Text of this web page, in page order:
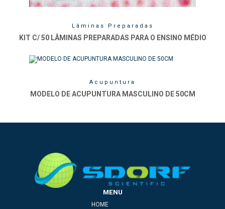
Lâminas Preparadas
KIT C/ 50 LÂMINAS PREPARADAS PARA O ENSINO MÉDIO
Acupuntura
MODELO DE ACUPUNTURA MASCULINO DE 50CM
MENU
HOME